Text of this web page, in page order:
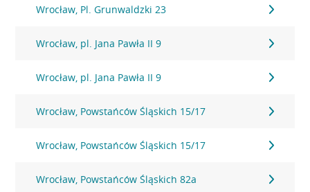
Wrocław, Pl. Grunwaldzki 23
Wrocław, pl. Jana Pawła II 9
Wrocław, pl. Jana Pawła II 9
Wrocław, Powstańców Śląskich 15/17
Wrocław, Powstańców Śląskich 15/17
Wrocław, Powstańców Śląskich 82a